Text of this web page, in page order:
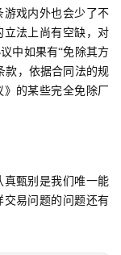
游戏内外也会少了不
立法上尚有空缺，对
中如果有“免除其方
款，依据合同法的规
的某些完全免除厂
真甄别是我们唯一能
交易问题的问题还有